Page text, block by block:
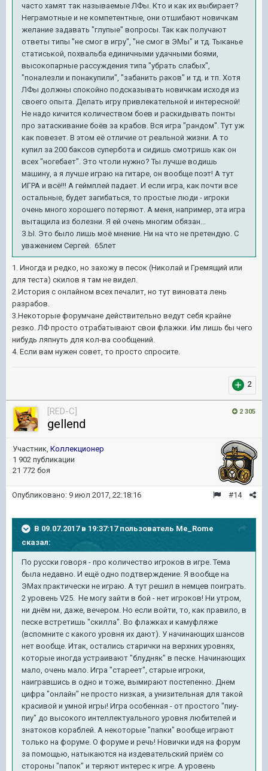
часто хамят так называемые ЛФы. Кто и как их выбирает?
Неграмотные и не компетентные, они отшибают новичкам
желание задавать "глупые" вопросы. Так как получают
ответы типы "не смог в игру", "не смог в ЭМы" и тд. Тыканье
статиськой, похвальба единичными удачными боями,
высокопарные рассуждения типа "убрать слабых",
"поналезли и понакупили", "забанить раков" и тд. и тп. Хотя
ЛФы должны спокойно подсказывать новичкам исходя из
своего опыта. Делать игру привлекательной и интересной!
Не надо кичится количеством боев и раскидывать понты
про затаскивание боёв за крабов. Вся игра "рандом". Тут уж
как повезет. В этом её отличие от реальной жизни. А то
купил за 200 баксов супербота и сидишь смотришь как он
всех "ногебает". Это чтоли нужно? Ты лучше водишь
машину, а я лучше играю на гитаре, он вообще поэт! А тут
ИГРА и всё!!! А геймплей падает. И если игра, как почти все
остальные, будет загибаться, то простые люди - игроки
очень много хорошего потеряют. А меня, например, эта игра
вытащила из болезни. Я ей очень многим обязан...
З.Ы. Это было лишь моё мнение. Ни на что не претендую. С
уважением Сергей. 65лет
1. Иногда и редко, но захожу в песок (Николай и Гремящий или
для теста) скилов я там не видел.
2.История с онлайном всех печалит, но тут виновата лень
разрабов.
3.Некоторые форумчане действительно ведут себя крайне
резко. ЛФ просто отрабатывают свои флажки. Им лишь бы чего
нибудь ляпнуть для кол-ва сообщений.
4. Если вам нужен совет, то просто спросите.
2
2 305
[RED-C]
gellend
Участник, Коллекционер
1 902 публикации
21 772 боя
#14
Опубликовано: 9 июл 2017, 22:18:16
В 09.07.2017 в 19:37:17 пользователь Me_Rome
сказал:
По русски говоря - про количество игроков в игре. Тема
была недавно. И ещё одно подтверждение. Я вообще на
ЭМах практически не играю. А тут решил в немцев поиграть.
2 уровень V25. Не могу зайти в бой - нет игроков! Ни утром,
ни днём ни, даже, вечером. Но если войти, то, как правило, в
песке встретишь "скилла". Во флажках и камуфляже
(вспомните с какого уровня их дают). У начинающих шансов
нет вообще. Итак, остались старички на верхних уровнях,
которые иногда устраивают "блудняк" в песке. Начинающих
мало, очень мало. Игра "стареет", старые игроки,
наигравшись в одно и тоже, вымирают постепенно. Днем
цифра "онлайн" не просто низкая, а унизительная для такой
красивой и умной игры! Игра особенная - от простого "пиу-
пиу" до высокого интеллектуального уровня любителей и
знатоков кораблей. А некоторые "папки" вообще играют
только на форуме. О форуме и речь! Новички идя на форум
за помощью, натыкаются на издевательский приём со
стороны "папок" и теряют интерес к игре. А уровень